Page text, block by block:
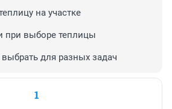
на участке
при выборе теплицы
для разных задач
1